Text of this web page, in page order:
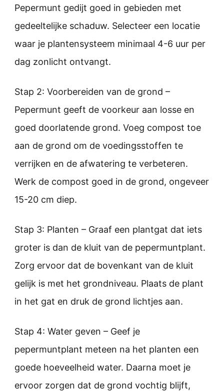
Pepermunt gedijt goed in gebieden met
gedeeltelijke schaduw. Selecteer een locatie
waar je plantensysteem minimaal 4-6 uur per
dag zonlicht ontvangt.
Stap 2: Voorbereiden van de grond –
Pepermunt geeft de voorkeur aan losse en
goed doorlatende grond. Voeg compost toe
aan de grond om de voedingsstoffen te
verrijken en de afwatering te verbeteren.
Werk de compost goed in de grond, ongeveer
15-20 cm diep.
Stap 3: Planten – Graaf een plantgat dat iets
groter is dan de kluit van de pepermuntplant.
Zorg ervoor dat de bovenkant van de kluit
gelijk is met het grondniveau. Plaats de plant
in het gat en druk de grond lichtjes aan.
Stap 4: Water geven – Geef je
pepermuntplant meteen na het planten een
goede hoeveelheid water. Daarna moet je
ervoor zorgen dat de grond vochtig blijft,